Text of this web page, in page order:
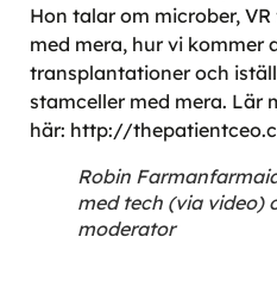
Hon talar om microber,
med mera, hur vi kommer
transplantationer och
stamceller med mera. Lär
här: http://
Robin
med tech (via video)
moderator